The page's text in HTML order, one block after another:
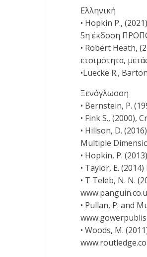
Ελληνική
• Hopkin P.,
5η έκδοση
• Robert Heath,
ετοιμότητα,
•Luecke R.,
Ξενόγλωσση
• Bernstein, P.
• Fink S., (2000),
• Hillson, D.
Multiple
• Hopkin, P.
• Taylor, E.
• T Teleb, N. N.
• Pullan, P. and
• Woods, M.